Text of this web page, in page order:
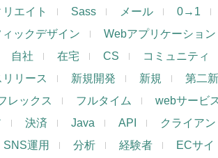
エイト Sass メール 0→1
ックデザイン Webアプリケーション
自社 在宅 CS コミュニティ
リリース 新規開発 新規 第二
レックス フルタイム webサービ
決済 Java API クライアン
SNS運用 分析 経験者 ECサイ